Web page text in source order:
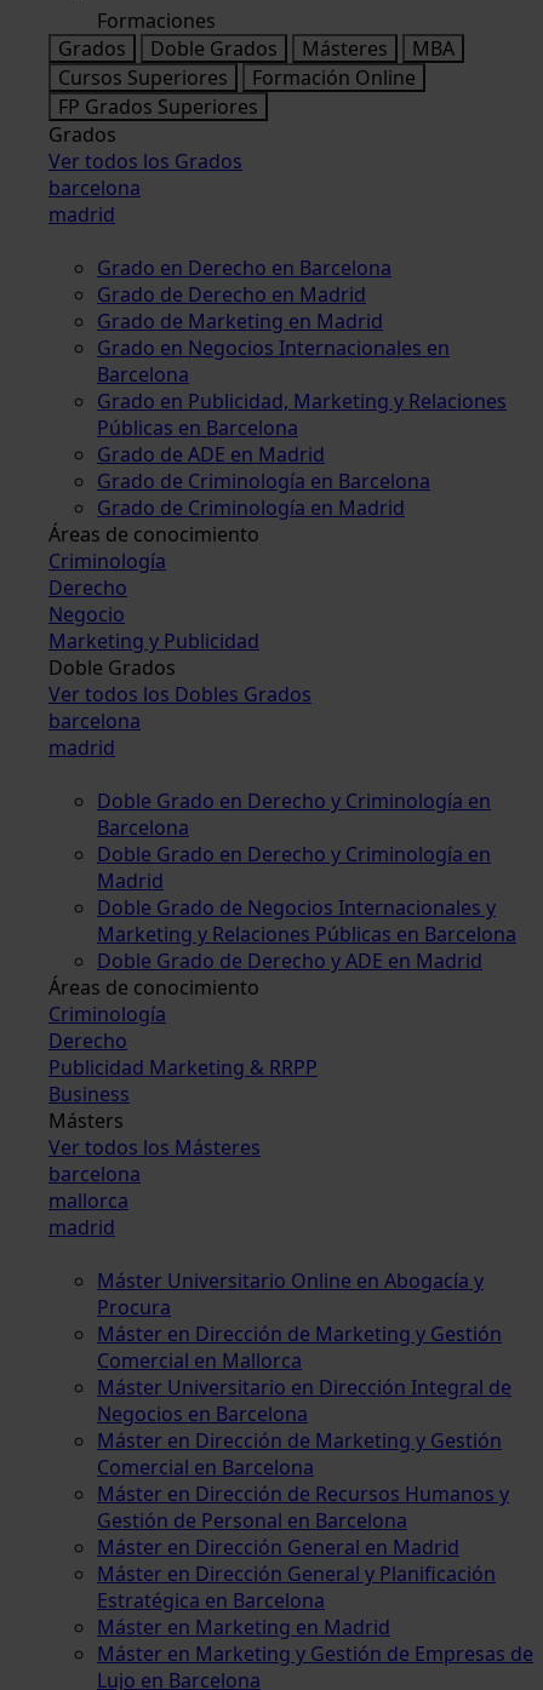
Formaciones
Grados
Doble Grados Másteres
MBA
Cursos Superiores
Formación Online
FP Grados Superiores
Grados
Ver todos los Grados
barcelona
madrid
Grado en Derecho en Barcelona
Grado de Derecho en Madrid
Grado de Marketing en Madrid
Grado en Negocios Internacionales en
Barcelona
Grado en Publicidad, Marketing y Relaciones
Públicas en Barcelona
Grado de ADE en Madrid
Grado de Criminología en Barcelona
Grado de Criminología en Madrid
Áreas de conocimiento
Criminología
Derecho
Negocio
Marketing y Publicidad
Doble Grados
Ver todos los Dobles Grados
barcelona
madrid
Doble Grado en Derecho y Criminología en
Barcelona
Doble Grado en Derecho y Criminología en
Madrid
Doble Grado de Negocios Internacionales y
Marketing y Relaciones Públicas en Barcelona
Doble Grado de Derecho y ADE en Madrid
Áreas de conocimiento
Criminología
Derecho
Publicidad Marketing & RRPP
Business
Másters
Ver todos los Másteres
barcelona
mallorca
madrid
Máster Universitario Online en Abogacía y
Procura
Máster en Dirección de Marketing y Gestión
Comercial en Mallorca
Máster Universitario en Dirección Integral de
Negocios en Barcelona
Máster en Dirección de Marketing y Gestión
Comercial en Barcelona
Máster en Dirección de Recursos Humanos y
Gestión de Personal en Barcelona
Máster en Dirección General en Madrid
Máster en Dirección General y Planificación
Estratégica en Barcelona
Máster en Marketing en Madrid
Máster en Marketing y Gestión de Empresas de
Lujo en Barcelona